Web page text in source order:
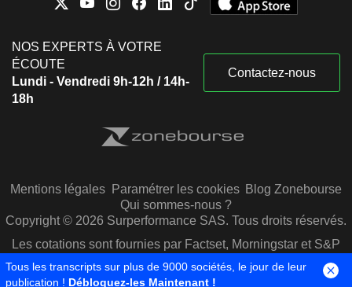
NOS EXPERTS À VOTRE
ÉCOUTE
Lundi - Vendredi 9h-12h / 14h-
18h
Contactez-nous
Mentions légales Paramétrer les cookies Blog Zonebourse
Qui sommes-nous ?
Copyright © 2026 Surperformance SAS. Tous droits réservés.
Les cotations sont fournies par Factset, Morningstar et S&P
Capital IQ
Tous les transcripts sur plus de 9000 sociétés, le jour de leur
publication ! Débloquez-les Maintenant !